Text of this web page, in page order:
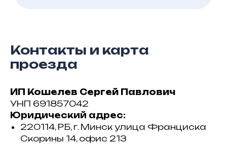
Контакты и карта
проезда
ИП Кошелев Сергей Павлович
УНП 691857042
Юридический адрес:
220114, РБ, г. Минск улица Франциска
Скорины 14, офис 213